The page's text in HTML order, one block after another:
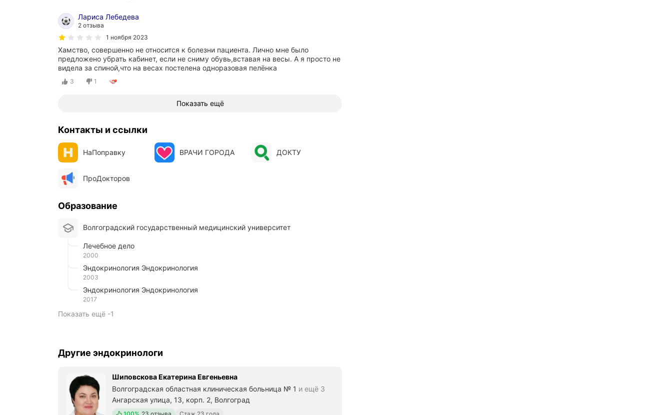
Лариса Лебедева
2 отзыва
1 ноября 2023
Хамство, совершенно не относится к болезни пациента. Лично мне было
предложено убрать кабинет, если не сниму обувь,вставая на весы. А я просто не
видела за спиной,что на весах постелена одноразовая пелёнка
3 1
Показать ещё
Контакты и ссылки
НаПоправку ВРАЧИ ГОРОДА ДОКТУ
ПроДокторов
Образование
Волгоградский государственный медицинский университет
Лечебное дело
2000
Эндокринология Эндокринология
2003
Эндокринология Эндокринология
2017
Показать ещё -1
Другие эндокринологи
Шиповскова Екатерина Евгеньевна
Волгоградская областная клиническая больница № 1 и ещё 3
Ангарская улица, 13, корп. 2, Волгоград
Положительных отзывов